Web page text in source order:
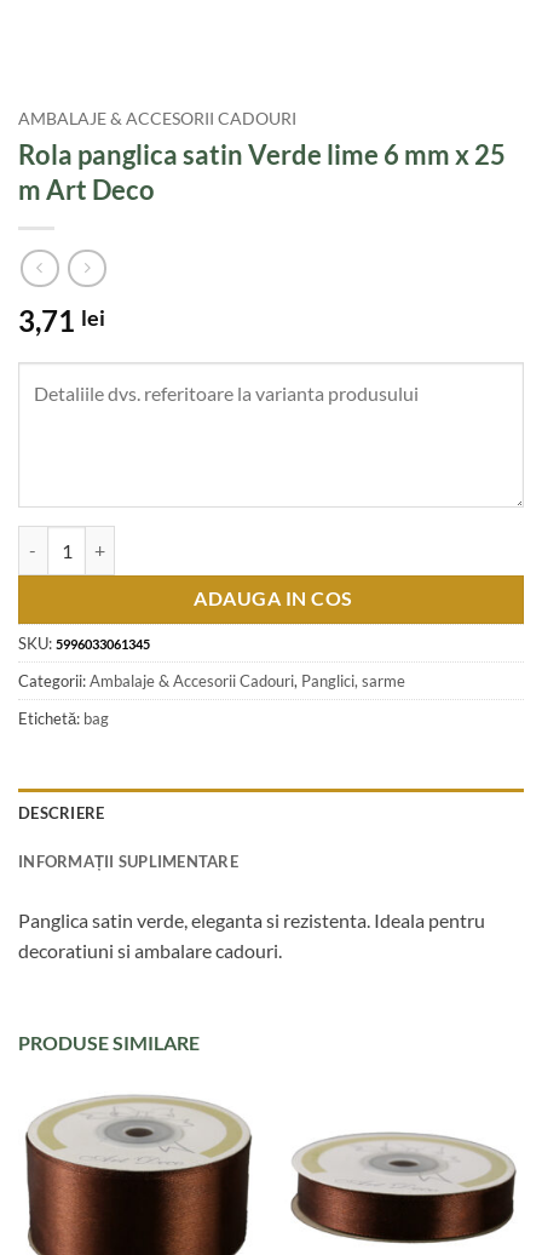
AMBALAJE & ACCESORII CADOURI
Rola panglica satin Verde lime 6 mm x 25
m Art Deco
3,71 lei
ADAUGA IN COS
SKU: 5996033061345
Categorii:Ambalaje & Accesorii Cadouri, Panglici, sarme
Etichetă: bag
DESCRIERE
INFORMAȚII SUPLIMENTARE
Panglica satin verde, eleganta si rezistenta. Ideala pentru
decoratiuni si ambalare cadouri.
PRODUSE SIMILARE